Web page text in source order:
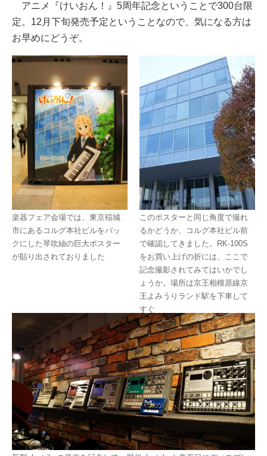
アニメ『けいおん！』5周年記念ということで300台限
定。12月下旬発売予定ということなので、気になる方は
お早めにどうぞ。
楽器フェア会場では、東京稲城
市にあるコルグ本社ビルをバッ
クにした琴吹紬の巨大ポスター
が貼り出されておりました
このポスターと同じ角度で撮れ
るかどうか、コルグ本社ビル前
で確認してきました。RK-100S
をお買い上げの折には、ここで
記念撮影されてみてはいかでし
ょうか。場所は京王相模原線京
王よみうりランド駅を下車して
すぐ